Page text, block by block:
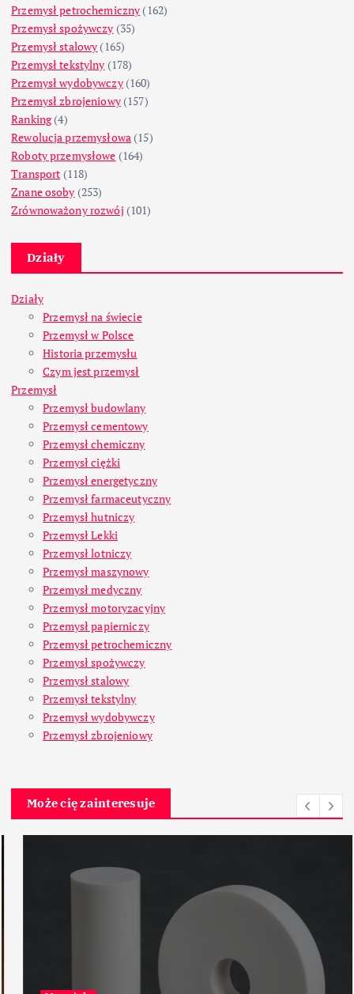
Przemysł petrochemiczny (162)
Przemysł spożywczy (35)
Przemysł stalowy (165)
Przemysł tekstylny (178)
Przemysł wydobywczy(160)
Przemysł zbrojeniowy(157)
Ranking(4)
Rewolucja przemysłowa (15)
Roboty przemysłowe (164)
Transport (118)
Znane osoby (253)
Zrównoważony rozwój (101)
Działy
Działy
Przemysł na świecie
Przemysł w Polsce
Historia przemysłu
Czym jest przemysł
Przemysł
Przemysł budowlany
Przemysł cementowy
Przemysł chemiczny
Przemysł ciężki
Przemysł energetyczny
Przemysł farmaceutyczny
Przemysł hutniczy
Przemysł Lekki
Przemysł lotniczy
Przemysł maszynowy
Przemysł medyczny
Przemysł motoryzacyjny
Przemysł papierniczy
Przemysł petrochemiczny
Przemysł spożywczy
Przemysł stalowy
Przemysł tekstylny
Przemysł wydobywczy
Przemysł zbrojeniowy
Może cię zainteresuje